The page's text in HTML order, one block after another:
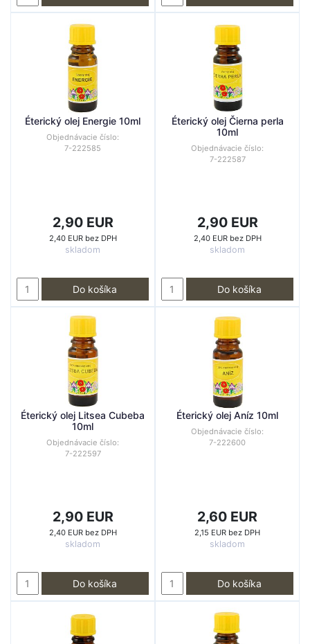
Éterický olej Energie 10ml
Objednávacie číslo:
7-222585
2,90 EUR
2,40 EUR bez DPH
skladom
Do košíka
Éterický olej Čierna perla
10ml
Objednávacie číslo:
7-222587
2,90 EUR
2,40 EUR bez DPH
skladom
Do košíka
Éterický olej Litsea Cubeba
10ml
Objednávacie číslo:
7-222597
2,90 EUR
2,40 EUR bez DPH
skladom
Do košíka
Éterický olej Aníz 10ml
Objednávacie číslo:
7-222600
2,60 EUR
2,15 EUR bez DPH
skladom
Do košíka